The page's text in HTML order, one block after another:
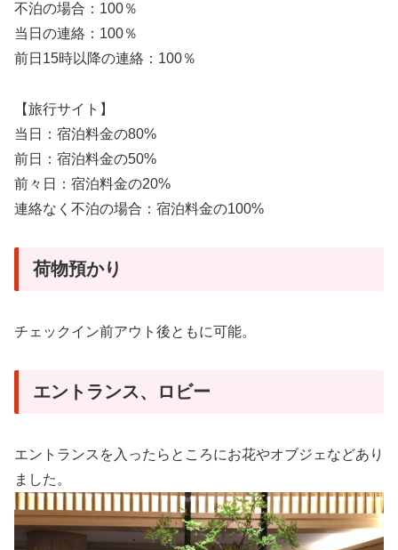
不泊の場合：100％
当日の連絡：100％
前日15時以降の連絡：100％
【旅行サイト】
当日：宿泊料金の80%
前日：宿泊料金の50%
前々日：宿泊料金の20%
連絡なく不泊の場合：宿泊料金の100%
荷物預かり
チェックイン前アウト後ともに可能。
エントランス、ロビー
エントランスを入ったらところにお花やオブジェなどあり
ました。